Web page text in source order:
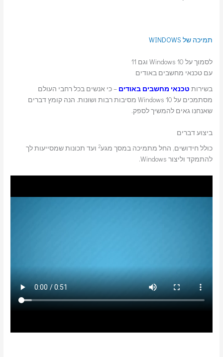
תמיכה של WINDOWS
לסמוך על Windows 10 וגם 11
עם טכנאי מחשבים באודים
בשירות טכנאי מחשבים באודים– כי אנשים בכל רחבי העולם
מסתמכים על Windows 10 מסיבות רבות ושונות. הנה קומץ דברים
שאנחנו גאים להמשיך לספק.
ביצוע דברים
כולל חידושים, החל מתמיכה במסך מגע2 ועד תכונות שמסייעות לך
להתמקד וליצור Windows.